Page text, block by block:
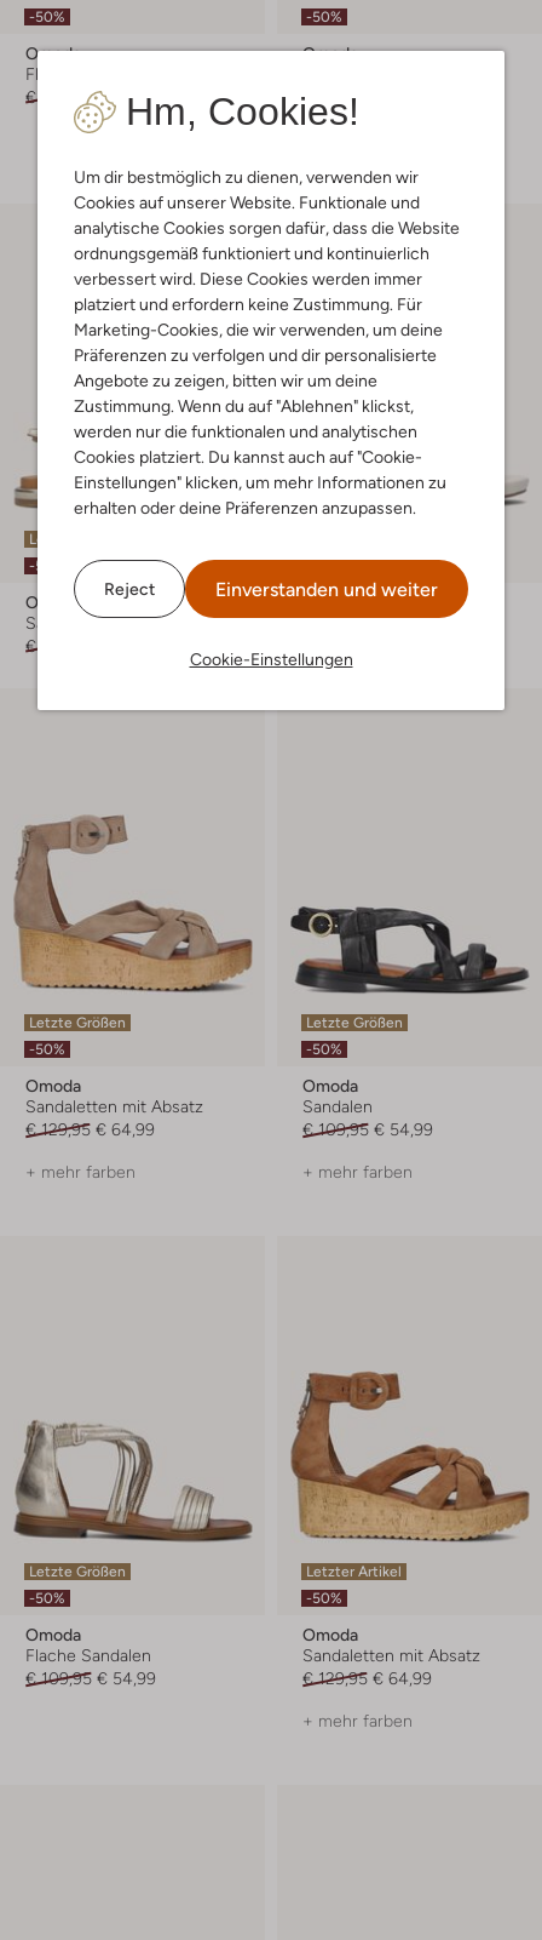
Hm, Cookies!
Um dir bestmöglich zu dienen, verwenden wir
Cookies auf unserer Website. Funktionale und
analytische Cookies sorgen dafür, dass die Website
ordnungsgemäß funktioniert und kontinuierlich
verbessert wird. Diese Cookies werden immer
platziert und erfordern keine Zustimmung. Für
Marketing-Cookies, die wir verwenden, um deine
Präferenzen zu verfolgen und dir personalisierte
Angebote zu zeigen, bitten wir um deine
Zustimmung. Wenn du auf "Ablehnen" klickst,
werden nur die funktionalen und analytischen
Cookies platziert. Du kannst auch auf "Cookie-
Einstellungen" klicken, um mehr Informationen zu
erhalten oder deine Präferenzen anzupassen.
Reject Einverstanden und weiter
Cookie-Einstellungen
-50%
Omoda
Flache Sandalen
€ 99,95
€ 49,99
-50%
Omoda
€ 129,95
Letzter Artikel
-50%
Omoda
Sandalen
€ 99,95
-70%
Omoda
Sandaletten mit Absatz
Letzte Größen
-50%
Omoda
Sandaletten mit Absatz
€ 129,95 € 64,99
+ mehr farben
Letzte Größen
-50%
Omoda
Sandalen
€ 109,95 € 54,99
+ mehr farben
Letzte Größen
-50%
Omoda
Flache Sandalen
€ 109,95 € 54,99
Letzter Artikel
-50%
Omoda
Sandaletten mit Absatz
€ 129,95 € 64,99
+ mehr farben